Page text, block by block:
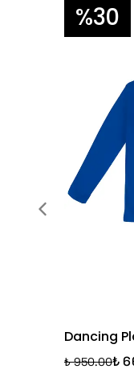
%30
Dancing
₺ 950.00₺